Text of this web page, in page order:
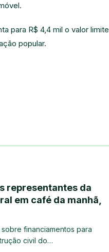
para R$ 4,4 mil o valor limite
popular.
representantes da
em café da manhã,
financiamentos para
civil do…